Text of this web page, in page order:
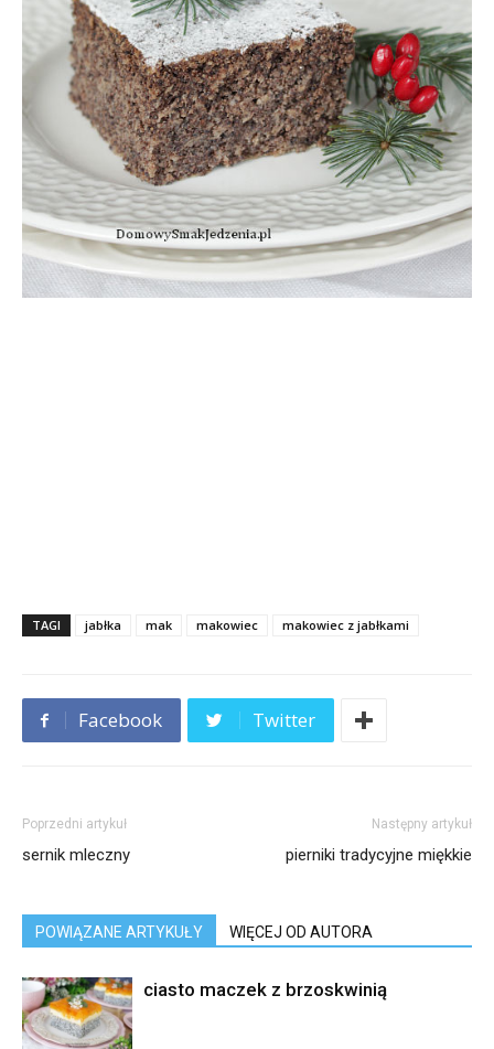
TAGI jabłka mak makowiec makowiec z jabłkami
Facebook Twitter
Poprzedni artykuł
sernik mleczny
Następny artykuł
pierniki tradycyjne miękkie
POWIĄZANE ARTYKUŁY WIĘCEJ OD AUTORA
ciasto maczek z brzoskwinią